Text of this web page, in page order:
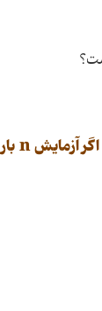
در مثال هایی مثل سکه و فرزند که دوحالت دارند(شیر یاخط،دختر با پسر)برای بدست آوردن تعداد فضای نمونه اگر آزمایش n بار